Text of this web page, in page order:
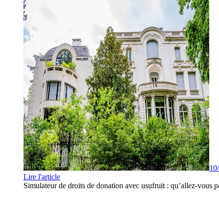
Lire l'article
Simulateur de droits de donation avec usufruit : qu’allez-vous